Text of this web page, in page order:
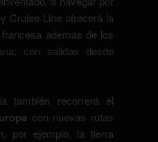
Cruise Line ofrecerá la
además de los
con salidas desde
también recorrerá el
con nuevas rutas
por ejemplo, la tierra